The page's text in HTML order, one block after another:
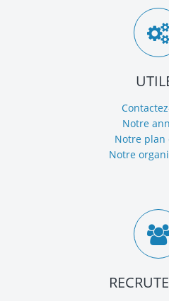
Notre
Notre plan
Notre